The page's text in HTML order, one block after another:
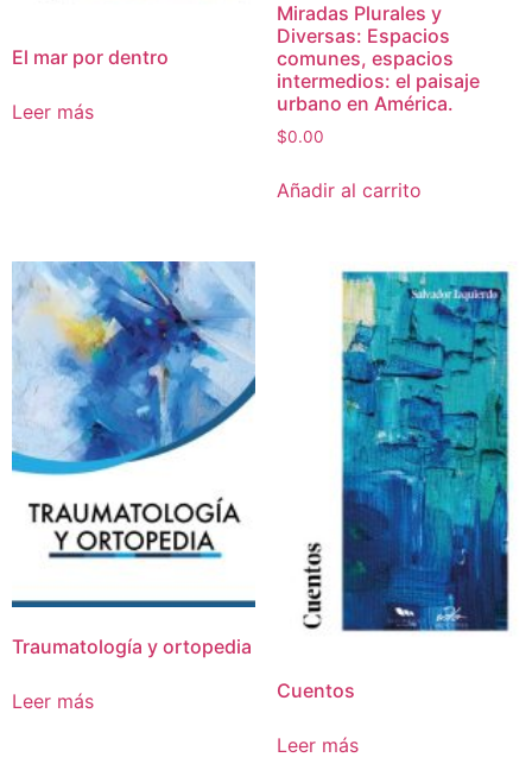
El mar por dentro
Leer más
Miradas Plurales y
Diversas: Espacios
comunes, espacios
intermedios: el paisaje
urbano en América.
$0.00
Añadir al carrito
Traumatología y ortopedia
Leer más Cuentos
Leer más